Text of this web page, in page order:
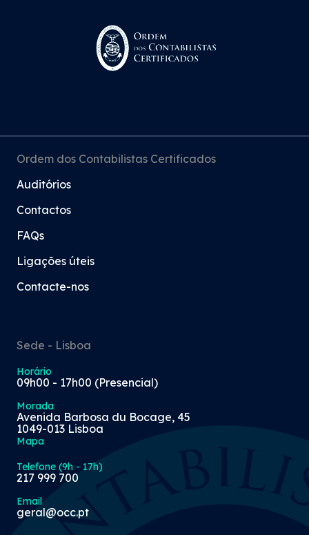
Ordem dos Contabilistas Certificados
Auditórios
Contactos
FAQs
Ligações úteis
Contacte-nos
Sede - Lisboa
Horário
09h00 - 17h00 (Presencial)
Morada
Avenida Barbosa du Bocage, 45
1049-013 Lisboa
Mapa
Telefone (9h - 17h)
217 999 700
Email
geral@occ.pt